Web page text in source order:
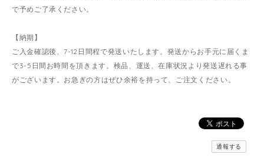
で予めご了承ください。
【納期】
ご入金確認後、7-12日間程で発送いたします。発送からお手元に届くま
で3-5日間お時間を頂きます。検品、運送、在庫状況より発送遅れる事
がございます。お急ぎの方はぜひ余裕を持って、ご注文ください。
通報する